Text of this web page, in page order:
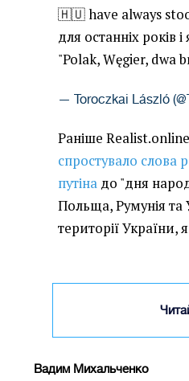
🇭🇺 have always
для останніх років
"Polak, Węgier, dwa
— Toroczkai László
Раніше
спростувало слова
путіна до "дня
Польща, Румунія та
території України,
Вадим Михальченко